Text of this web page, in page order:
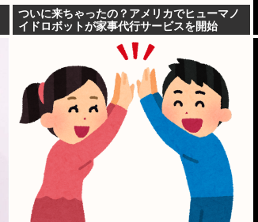
ついに来ちゃったの？アメリカでヒューマノ
イドロボットが家事代行サービスを開始